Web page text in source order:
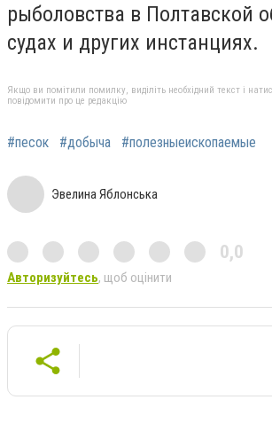
рыболовства в Полтавской
судах и других инстанциях.
Якщо ви помітили помилку, виділіть необхідний текст і
повідомити про це редакцію
#песок #добыча #полезныеископаемые
Эвелина Яблонська
0,0
Авторизуйтесь, щоб оцінити